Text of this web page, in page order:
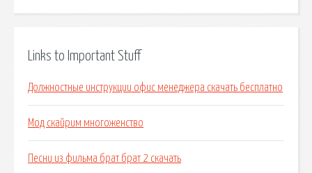
Links to Important Stuff
Должностные инструкции офис менеджера скачать бесплатно
Мод скайрим многоженство
Песни из фильма брат брат 2 скачать